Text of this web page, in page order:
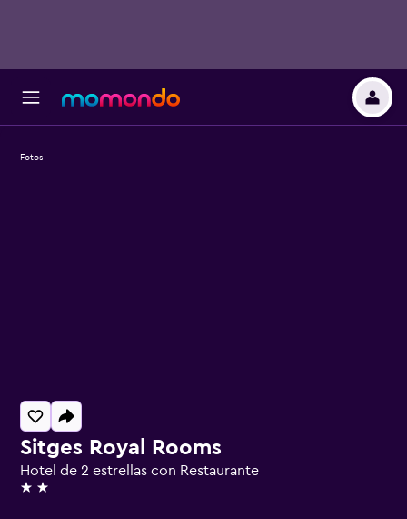
Sitges Royal Rooms
Hotel de 2 estrellas con Restaurante
2 estrellas
Fotos